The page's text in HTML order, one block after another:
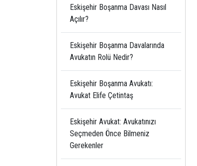
Eskişehir Boşanma Davası Nasıl
Açılır?
Eskişehir Boşanma Davalarında
Avukatın Rolü Nedir?
Eskişehir Boşanma Avukatı:
Avukat Elife Çetintaş
Eskişehir Avukat: Avukatınızı
Seçmeden Önce Bilmeniz
Gerekenler